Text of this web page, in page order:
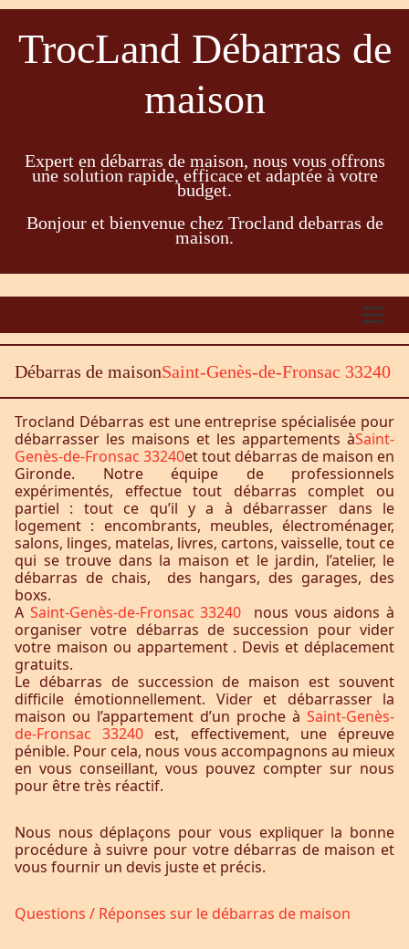
TrocLand Débarras de
maison
Expert en débarras de maison, nous vous offrons
une solution rapide, efficace et adaptée à votre
budget.
Bonjour et bienvenue chez Trocland debarras de
maison.
Débarras de maisonSaint-Genès-de-Fronsac 33240
Trocland Débarras est une entreprise spécialisée pour
débarrasser les maisons et les appartements àSaint-
Genès-de-Fronsac 33240et tout débarras de maison en
Gironde. Notre équipe de professionnels
expérimentés, effectue tout débarras complet ou
partiel : tout ce qu’il y a à débarrasser dans le
logement : encombrants, meubles, électroménager,
salons, linges, matelas, livres, cartons, vaisselle, tout ce
qui se trouve dans la maison et le jardin, l’atelier, le
débarras de chais, des hangars, des garages, des
boxs.
A Saint-Genès-de-Fronsac 33240 nous vous aidons à
organiser votre débarras de succession pour vider
votre maison ou appartement . Devis et déplacement
gratuits.
Le débarras de succession de maison est souvent
difficile émotionnellement. Vider et débarrasser la
maison ou l’appartement d’un proche à Saint-Genès-
de-Fronsac 33240 est, effectivement, une épreuve
pénible. Pour cela, nous vous accompagnons au mieux
en vous conseillant, vous pouvez compter sur nous
pour être très réactif.
Nous nous déplaçons pour vous expliquer la bonne
procédure à suivre pour votre débarras de maison et
vous fournir un devis juste et précis.
Questions / Réponses sur le débarras de maison